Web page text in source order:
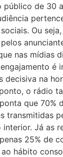
público de 30
Ou
nas mídias
é
decisiva na
o rádio
que 70%
transmitidas
Já as
25% de
hábito